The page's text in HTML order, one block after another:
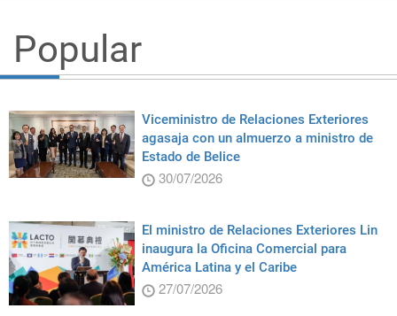
Popular
Viceministro de Relaciones Exteriores
agasaja con un almuerzo a ministro de
Estado de Belice
30/07/2026
El ministro de Relaciones Exteriores Lin
inaugura la Oficina Comercial para
América Latina y el Caribe
27/07/2026